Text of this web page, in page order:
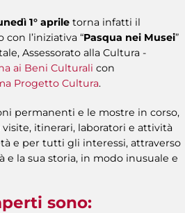
1° aprile torna infatti il
l’iniziativa “Pasqua nei Musei”
Assessorato alla Cultura -
ai Beni Culturali con
Progetto Cultura.
permanenti e le mostre in corso,
itinerari, laboratori e attività
e per tutti gli interessi, attraverso
e la sua storia, in modo inusuale e
sono: